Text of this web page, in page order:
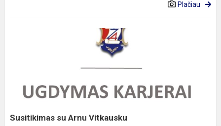
Plačiau
Susitikimas su Arnu Vitkausku